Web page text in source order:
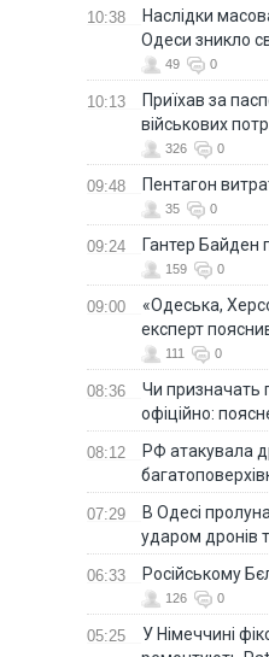
10:38
Наслідки
Одеси зникло
49 0
10:13
Приїхав за
військових
326 0
09:48 Пентагон
35 0
09:24 Гантер Байден
159 0
09:00
«Одеська,
експерт
111 0
08:36
Чи призначать
офіційно:
08:12
РФ атакувала
07:29
В Одесі
ударом дронів
06:33 Російському
126 0
05:25
У Німеччині